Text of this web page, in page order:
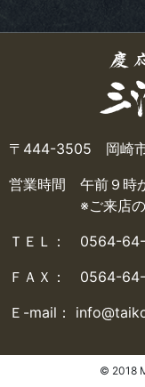
〒444-3505 岡崎
営業時間 午前９時
※ご来店の際は
ＴＥＬ： 0564-
ＦＡＸ： 0564-
Ｅ-mail：
© 2018